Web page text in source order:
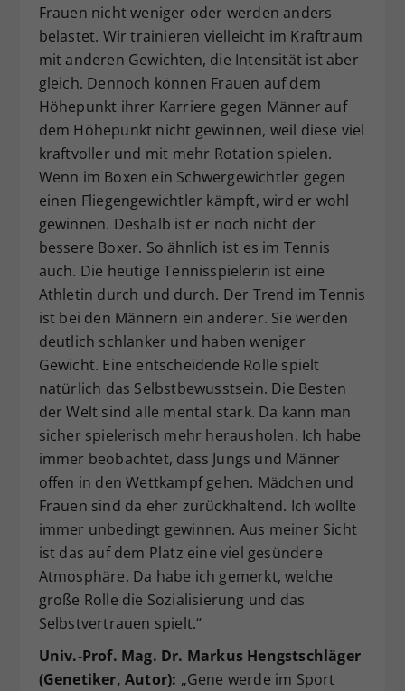
Frauen nicht weniger oder werden anders
belastet. Wir trainieren vielleicht im Kraftraum
mit anderen Gewichten, die Intensität ist aber
gleich. Dennoch können Frauen auf dem
Höhepunkt ihrer Karriere gegen Männer auf
dem Höhepunkt nicht gewinnen, weil diese viel
kraftvoller und mit mehr Rotation spielen.
Wenn im Boxen ein Schwergewichtler gegen
einen Fliegengewichtler kämpft, wird er wohl
gewinnen. Deshalb ist er noch nicht der
bessere Boxer. So ähnlich ist es im Tennis
auch. Die heutige Tennisspielerin ist eine
Athletin durch und durch. Der Trend im Tennis
ist bei den Männern ein anderer. Sie werden
deutlich schlanker und haben weniger
Gewicht. Eine entscheidende Rolle spielt
natürlich das Selbstbewusstsein. Die Besten
der Welt sind alle mental stark. Da kann man
sicher spielerisch mehr herausholen. Ich habe
immer beobachtet, dass Jungs und Männer
offen in den Wettkampf gehen. Mädchen und
Frauen sind da eher zurückhaltend. Ich wollte
immer unbedingt gewinnen. Aus meiner Sicht
ist das auf dem Platz eine viel gesündere
Atmosphäre. Da habe ich gemerkt, welche
große Rolle die Sozialisierung und das
Selbstvertrauen spielt.“
Univ.-Prof. Mag. Dr. Markus Hengstschläger
(Genetiker, Autor): „Gene werde im Sport